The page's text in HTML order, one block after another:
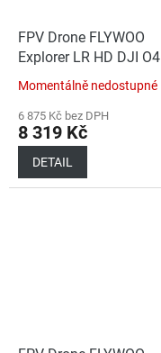
FPV Drone FLYWOO
Explorer LR HD DJI O4
Wide BNF ELRS 2.4G
Momentálně nedostupné
6 875 Kč bez DPH
8 319 Kč
DETAIL